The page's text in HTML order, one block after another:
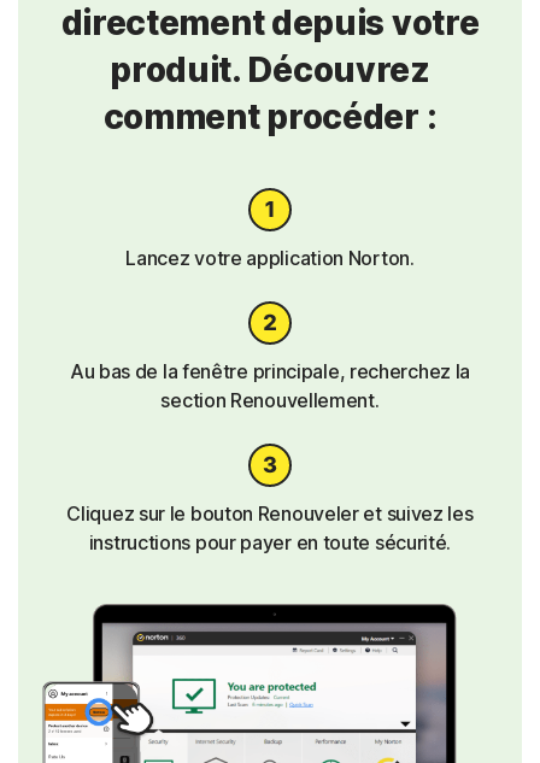
directement depuis votre
produit. Découvrez
comment procéder :
Lancez votre application Norton.
Au bas de la fenêtre principale, recherchez la
section Renouvellement.
Cliquez sur le bouton Renouveler et suivez les
instructions pour payer en toute sécurité.